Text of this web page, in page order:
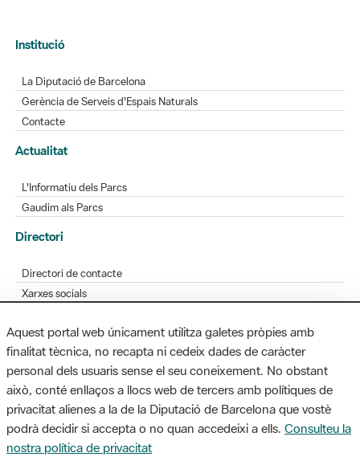
Gerència de Serveis d'Espais Naturals
Actualitat
L'Informatiu dels Parcs
Gaudim als Parcs
Directori de contacte
Xarxes socials
Bústia de suggeriments
Opineu sobre els parcs
MAPA WEB AVÍS LEGAL ACCESSIBILITAT
Diputació de Barcelona. Edifici Llacuna, 1a planta. Badajoz, 49. 08005
Barcelona. Tel. 934 022 428 / xarxaparcs@diba.cat
Aquest portal web únicament utilitza galetes pròpies amb
finalitat tècnica, no recapta ni cedeix dades de caràcter
personal dels usuaris sense el seu coneixement. No obstant
això, conté enllaços a llocs web de tercers amb polítiques de
privacitat alienes a la de la Diputació de Barcelona que vostè
podrà decidir si accepta o no quan accedeixi a ells. Consulteu la
nostra política de privacitat